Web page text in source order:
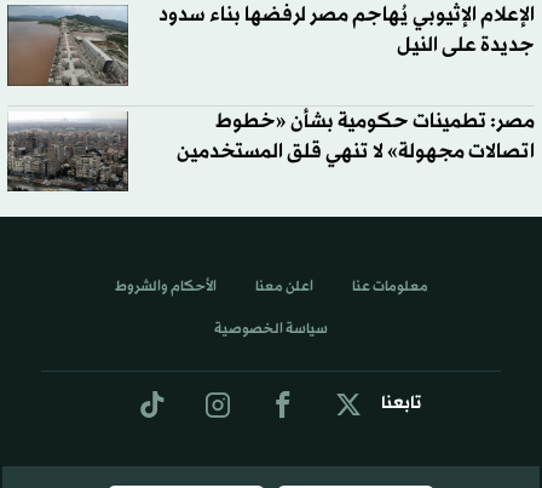
الإعلام الإثيوبي يُهاجم مصر لرفضها بناء سدود
جديدة على النيل
مصر: تطمينات حكومية بشأن «خطوط
اتصالات مجهولة» لا تنهي قلق المستخدمين
تابعنا
معلومات عنا اعلن معنا الأحكام والشروط
سياسة الخصوصية